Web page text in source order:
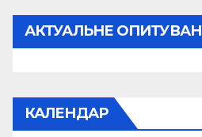
АКТУАЛЬНЕ
КАЛЕНДАР